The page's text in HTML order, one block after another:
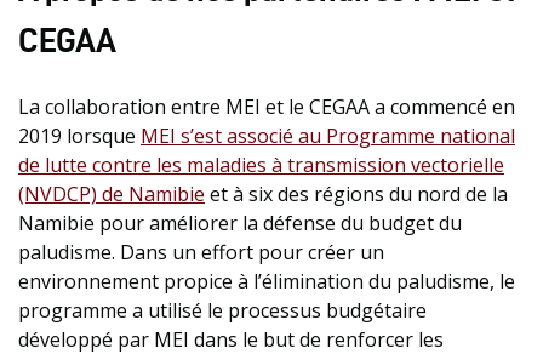
CEGAA
La collaboration entre MEI et le CEGAA a commencé en
2019 lorsque MEI s’est associé au Programme national
de lutte contre les maladies à transmission vectorielle
(NVDCP) de Namibie et à six des régions du nord de la
Namibie pour améliorer la défense du budget du
paludisme. Dans un effort pour créer un
environnement propice à l’élimination du paludisme, le
programme a utilisé le processus budgétaire
développé par MEI dans le but de renforcer les